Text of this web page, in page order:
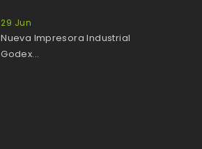
29 Jun
Nueva Impresora Industrial
Godex...